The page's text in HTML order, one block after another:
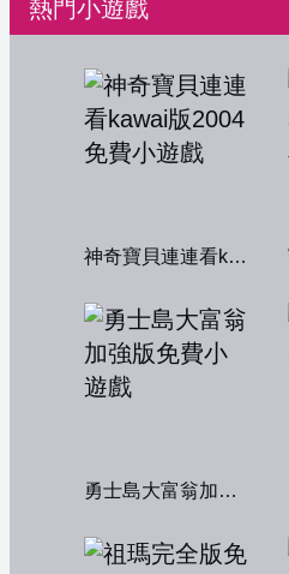
熱門小遊戲
神奇寶貝連連看kawai版2004
勇士島大富翁加強版